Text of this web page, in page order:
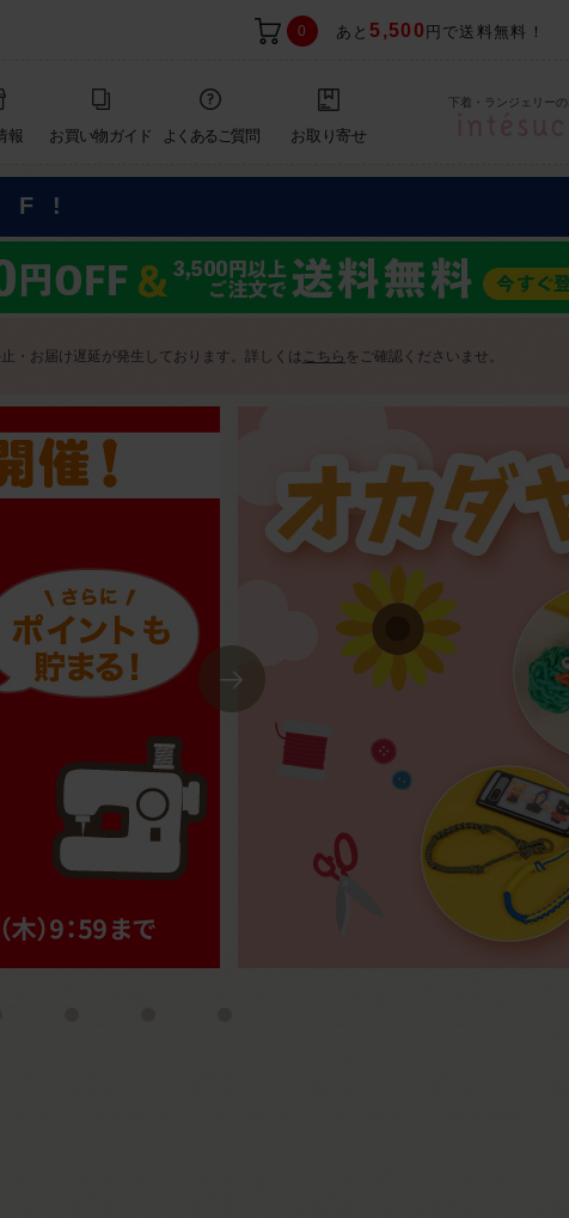
0 あと 5,500 円で送料無料！
報 お買い物ガイド よくあるご質問 お取り寄せ
下着・ランジェリー
・お届け遅延が発生しております。詳しくは こちら をご確認くださいませ。